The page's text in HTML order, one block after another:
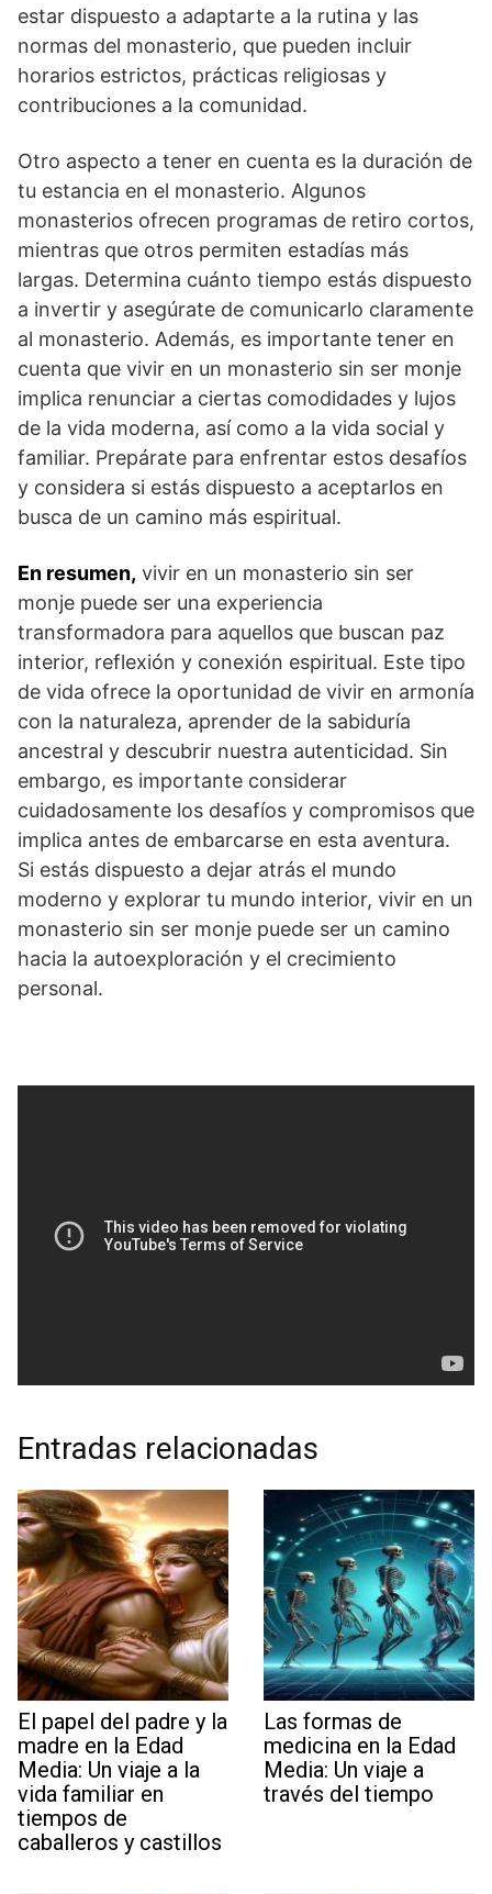
estar dispuesto a adaptarte a la rutina ‌y las
normas del monasterio, que pueden incluir
horarios estrictos, prácticas ‍religiosas y
contribuciones a la comunidad.
Otro aspecto ⁢a tener en cuenta es la duración de​
tu ⁤estancia en el monasterio. Algunos
monasterios ofrecen programas de​ retiro cortos,
mientras⁢ que otros permiten estadías más ​
largas. Determina cuánto tiempo estás dispuesto
a invertir y​ asegúrate de comunicarlo claramente
⁢al monasterio. Además, es importante tener en
cuenta que vivir en⁢ un monasterio sin ser⁢ monje
implica renunciar a ciertas comodidades y lujos
de la ⁤vida moderna, así‍ como a la vida social ⁤y ​
familiar. Prepárate para enfrentar estos desafíos
y⁣ considera si estás dispuesto ​a aceptarlos en
busca de un camino más espiritual.
En resumen, vivir en un monasterio⁢ sin⁤ ser⁣
monje puede ser una experiencia
transformadora para aquellos ⁢que‍ buscan paz
interior, reflexión y ⁣conexión espiritual. Este tipo
de vida ofrece la oportunidad⁤ de vivir en armonía
con la naturaleza, ‍aprender de la sabiduría
ancestral y descubrir‍ nuestra autenticidad. Sin
⁣embargo, ‌es importante considerar‌
cuidadosamente los desafíos y compromisos ​que
‍implica antes de embarcarse en esta aventura.
Si estás⁤ dispuesto ‍a‍ dejar atrás el mundo
moderno y ⁤explorar tu mundo interior, vivir en ​un
‍monasterio sin ser monje puede ⁣ser un camino
hacia la autoexploración y el​ crecimiento
personal.
Entradas relacionadas
El papel del padre y la
madre en la Edad
Media: Un viaje a la
vida familiar en
tiempos de
caballeros y castillos
Las formas de
medicina en la Edad
Media: Un viaje a
través del tiempo